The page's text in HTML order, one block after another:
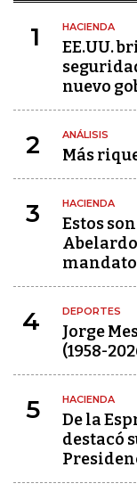
1 HACIENDA
EE.UU.
nuevo
2 ANÁLISIS
Más
3 HACIENDA
Estos
mandato
4 DEPORTES
Jorge
(1958-
5 HACIENDA
De la
destacó